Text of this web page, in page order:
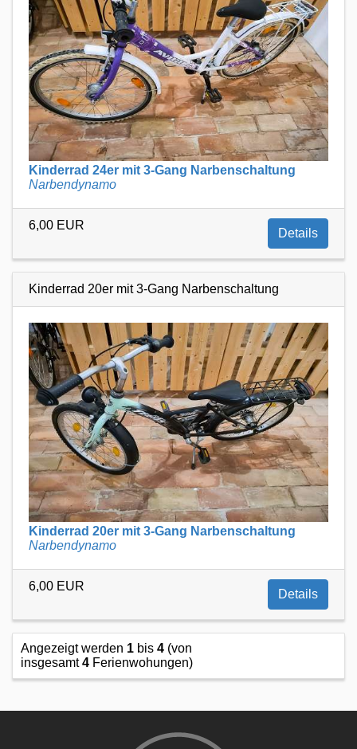
Kinderrad 24er mit 3-Gang Narbenschaltung
Narbendynamo
6,00 EUR
Details
Kinderrad 20er mit 3-Gang Narbenschaltung
Kinderrad 20er mit 3-Gang Narbenschaltung
Narbendynamo
6,00 EUR
Details
Angezeigt werden 1 bis 4 (von
insgesamt4 Ferienwohungen)